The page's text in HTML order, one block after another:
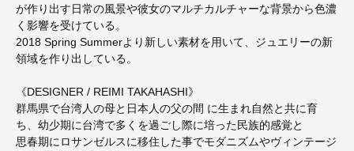
が作り出す日常の風景や彼女のマルチカルチャーな背景から色濃
く影響を受けている。
2018 Spring Summerより新しい素材を用いて、ジュエリーの新
領域を作り出している。
《DESIGNER / REIMI TAKAHASHI》
群馬県で台湾人の母と日本人の父の間 に生まれ自然と共に育
ち、幼少期に台湾で多くを過ごし際に培った民族的感覚と
思春期にロサンゼルスに移住した事でモダニズムやヴィンテージ